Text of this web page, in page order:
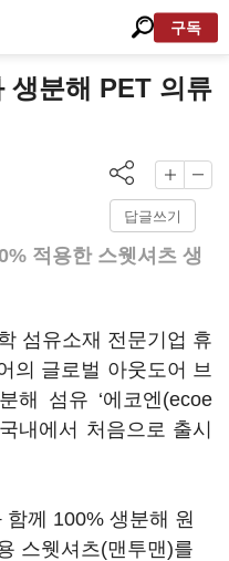
구독
생분해 PET 의류
답글쓰기
적용한 스웻셔츠 생
섬유소재 전문기업 휴
의 글로벌 아웃도어 브
해 섬유 ‘에코엔(ecoe
내에서 처음으로 출시
께 100% 생분해 원
스웻셔츠(맨투맨)를